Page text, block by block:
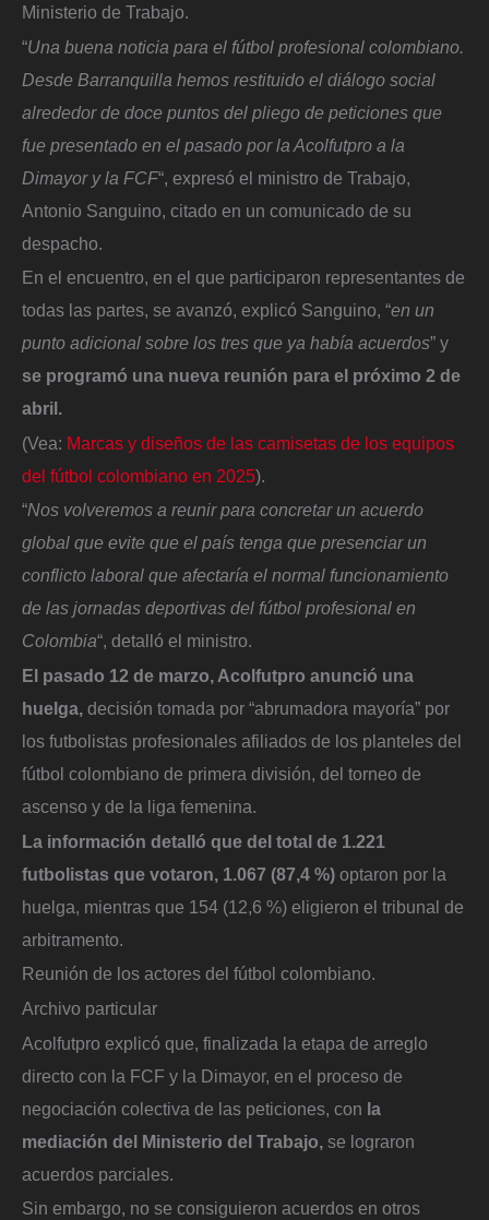
Ministerio de Trabajo.
“Una buena noticia para el fútbol profesional colombiano.
Desde Barranquilla hemos restituido el diálogo social
alrededor de doce puntos del pliego de peticiones que
fue presentado en el pasado por la Acolfutpro a la
Dimayor y la FCF“, expresó el ministro de Trabajo,
Antonio Sanguino, citado en un comunicado de su
despacho.
En el encuentro, en el que participaron representantes de
todas las partes, se avanzó, explicó Sanguino, “en un
punto adicional sobre los tres que ya había acuerdos” y
se programó una nueva reunión para el próximo 2 de
abril.
(Vea: Marcas y diseños de las camisetas de los equipos
del fútbol colombiano en 2025).
“Nos volveremos a reunir para concretar un acuerdo
global que evite que el país tenga que presenciar un
conflicto laboral que afectaría el normal funcionamiento
de las jornadas deportivas del fútbol profesional en
Colombia“, detalló el ministro.
El pasado 12 de marzo, Acolfutpro anunció una
huelga, decisión tomada por “abrumadora mayoría” por
los futbolistas profesionales afiliados de los planteles del
fútbol colombiano de primera división, del torneo de
ascenso y de la liga femenina.
La información detalló que del total de 1.221
futbolistas que votaron, 1.067 (87,4 %) optaron por la
huelga, mientras que 154 (12,6 %) eligieron el tribunal de
arbitramento.
Reunión de los actores del fútbol colombiano.
Archivo particular
Acolfutpro explicó que, finalizada la etapa de arreglo
directo con la FCF y la Dimayor, en el proceso de
negociación colectiva de las peticiones, con la
mediación del Ministerio del Trabajo, se lograron
acuerdos parciales.
Sin embargo, no se consiguieron acuerdos en otros